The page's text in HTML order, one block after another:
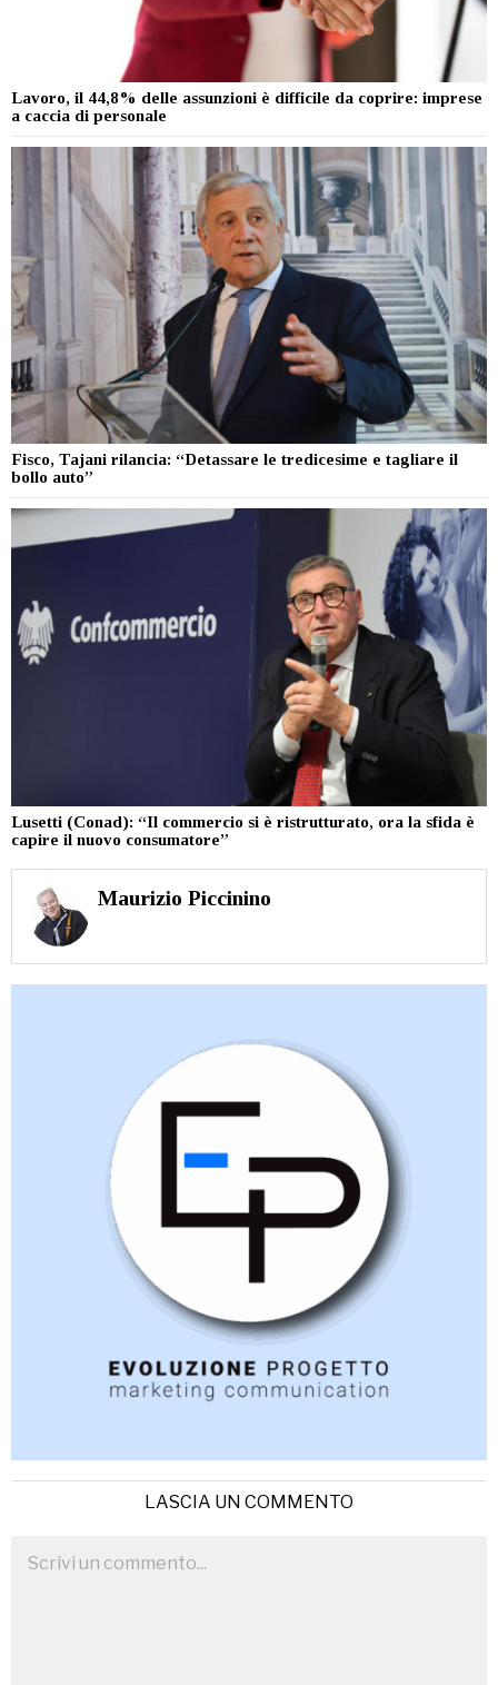
Lavoro, il 44,8% delle assunzioni è difficile da coprire: imprese
a caccia di personale
Fisco, Tajani rilancia: “Detassare le tredicesime e tagliare il
bollo auto”
Lusetti (Conad): “Il commercio si è ristrutturato, ora la sfida è
capire il nuovo consumatore”
Maurizio Piccinino
LASCIA UN COMMENTO